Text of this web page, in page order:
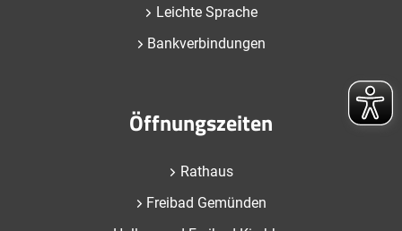
Leichte Sprache
Bankverbindungen
Öffnungszeiten
Rathaus
Freibad Gemünden